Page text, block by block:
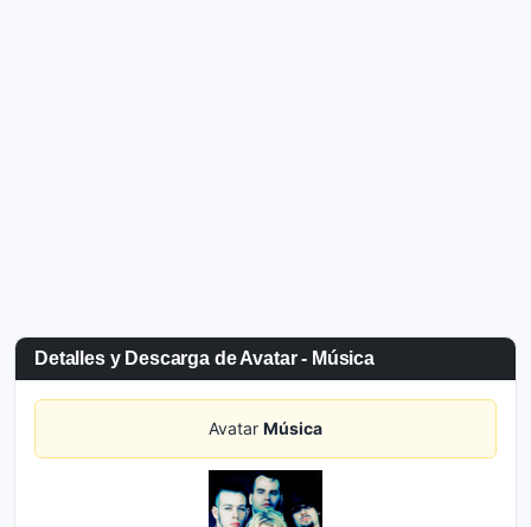
Detalles y Descarga de Avatar - Música
Avatar Música